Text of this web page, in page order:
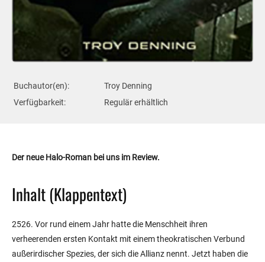
Buchautor(en):
Troy Denning
Verfügbarkeit:
Regulär erhältlich
Der neue Halo-Roman bei uns im Review.
Inhalt (Klappentext)
2526. Vor rund einem Jahr hatte die Menschheit ihren
verheerenden ersten Kontakt mit einem theokratischen Verbund
außerirdischer Spezies, der sich die Allianz nennt. Jetzt haben die